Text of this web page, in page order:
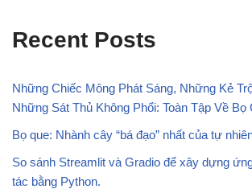
Recent Posts
Những Chiếc Mông Phát Sáng, Những Kẻ
Những Sát Thủ Không Phổi: Toàn Tập Về Bọ
Bọ que: Nhành cây “bá đạo” nhất của tự
So sánh Streamlit và Gradio để xây dựng
tác bằng Python.